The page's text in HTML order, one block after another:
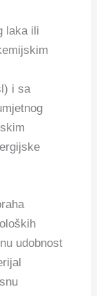
laka ili
i sa
udobnost